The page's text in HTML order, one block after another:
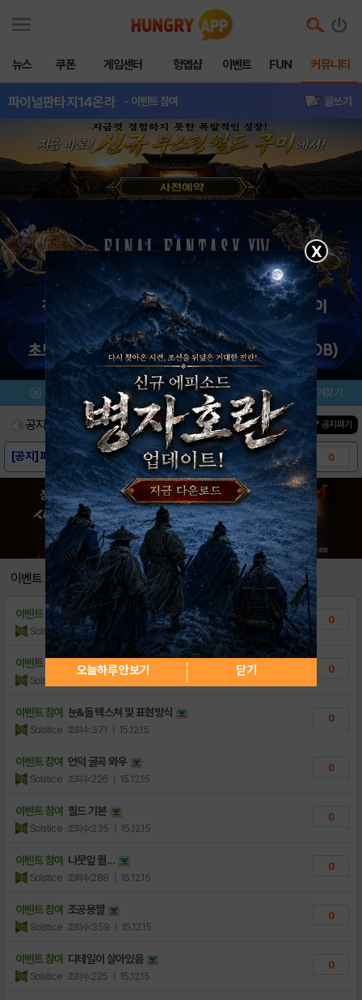
뉴스 쿠폰 게임센터 헝앱샵 이벤트 FUN 커뮤니티
파이널판타지14온라 - 이벤트 참여 글쓰기
메뉴 이벤트/미션 이벤트 즐겨찾기
공지사항 진행중인 이벤트0건 ▼ 공지펴기
[공지] 파이널 판타지14:효월의 종언 다운로.. 0
GM 노트 65화 0
[관리자인증] 공략 모음집 ver 1.0
지도 : 지역 정보 모음
이벤트 참여
이벤트 참여 뒤에까지 시계가 넓음
Solstice 조회수:423 | 15.12.15
0
이벤트 참여 한폭의 그림
Solstice
0
이벤트 참여 눈&돌 텍스쳐 및 표현방식
Solstice 조회수:371 | 15.12.15
0
이벤트 참여 언덕 굴곡 와우
Solstice 조회수:226 | 15.12.15
0
이벤트 참여 필드 기본
Solstice 조회수:235 | 15.12.15
0
이벤트 참여 나뭇잎 퀄...
Solstice 조회수:288 | 15.12.15
0
이벤트 참여 조공용짤
Solstice 조회수:359 | 15.12.15
0
이벤트 참여 디테일이 살아있음
Solstice 조회수:225 | 15.12.15
0
X
오늘하루 안보기 닫기